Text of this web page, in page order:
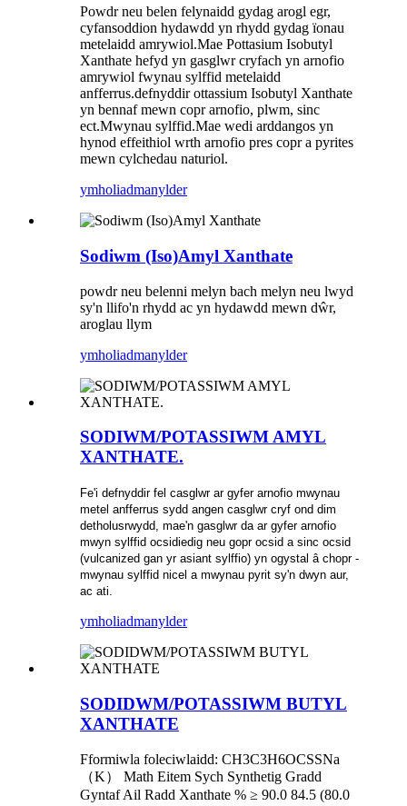
Powdr neu belen felynaidd gydag arogl egr,
cyfansoddion hydawdd yn rhydd gydag ïonau
metelaidd amrywiol.Mae Pottasium Isobutyl
Xanthate hefyd yn gasglwr cryfach yn arnofio
amrywiol fwynau sylffid metelaidd
anfferrus.defnyddir ottassium Isobutyl Xanthate
yn bennaf mewn copr arnofio, plwm, sinc
ect.Mwynau sylffid.Mae wedi arddangos yn
hynod effeithiol wrth arnofio pres copr a pyrites
mewn cylchedau naturiol.
ymholiadmanylder
Sodiwm (Iso)Amyl Xanthate
powdr neu belenni melyn bach melyn neu lwyd
sy'n llifo'n rhydd ac yn hydawdd mewn dŵr,
aroglau llym
ymholiadmanylder
SODIWM/POTASSIWM AMYL
XANTHATE.
Fe'i defnyddir fel casglwr ar gyfer arnofio mwynau
metel anfferrus sydd angen casglwr cryf ond dim
detholusrwydd, mae'n gasglwr da ar gyfer arnofio
mwyn sylffid ocsidiedig neu gopr ocsid a sinc ocsid
(vulcanized gan yr asiant sylffio) yn ogystal â chopr -
mwynau sylffid nicel a mwynau pyrit sy'n dwyn aur,
ac ati.
ymholiadmanylder
SODIDWM/POTASSIWM BUTYL
XANTHATE
Fformiwla foleciwlaidd: CH3C3H6OCSSNa
（K） Math Eitem Sych Synthetig Gradd
Gyntaf Ail Radd Xanthate % ≥ 90.0 84.5 (80.0